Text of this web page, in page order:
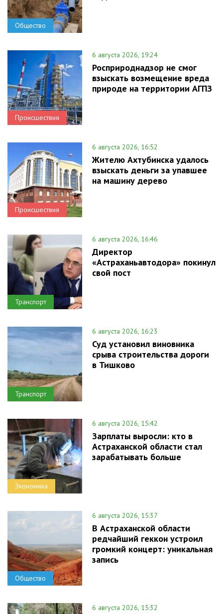
Общество
Происшествия
6 августа 2026, 19:24
Росприроднадзор не смог
взыскать возмещение вреда
природе на территории АГПЗ
Происшествия
6 августа 2026, 16:52
Жителю Ахтубинска удалось
взыскать деньги за упавшее
на машину дерево
Транспорт
6 августа 2026, 16:46
Директор
«Астраханьавтодора» покинул
свой пост
Транспорт
6 августа 2026, 16:23
Суд установил виновника
срыва строительства дороги
в Тишково
Экономика
6 августа 2026, 15:42
Зарплаты выросли: кто в
Астраханской области стал
зарабатывать больше
Общество
6 августа 2026, 15:37
В Астраханской области
редчайший геккон устроил
громкий концерт: уникальная
запись
6 августа 2026, 15:32